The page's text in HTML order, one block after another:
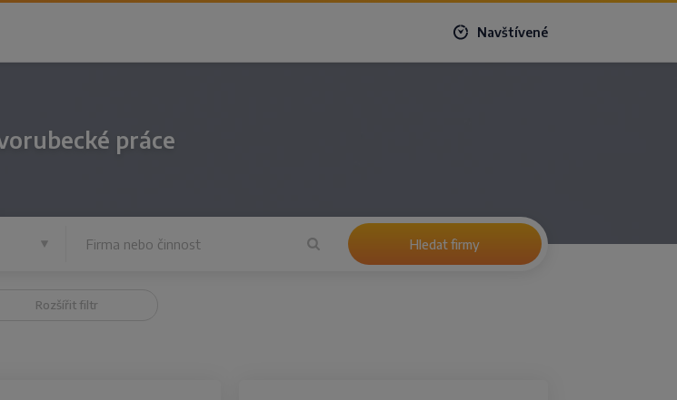
Navštívené
práce
Hledat firmy
Rozšířit filtr